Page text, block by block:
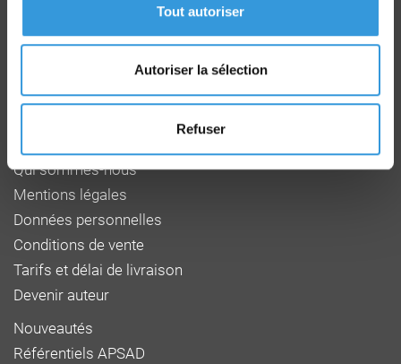
Tout autoriser
Autoriser la sélection
Refuser
F 27950 SAINT MARCEL
www.faceaurisque.com
Qui sommes-nous
Mentions légales
Données personnelles
Conditions de vente
Tarifs et délai de livraison
Devenir auteur
Nouveautés
Référentiels APSAD